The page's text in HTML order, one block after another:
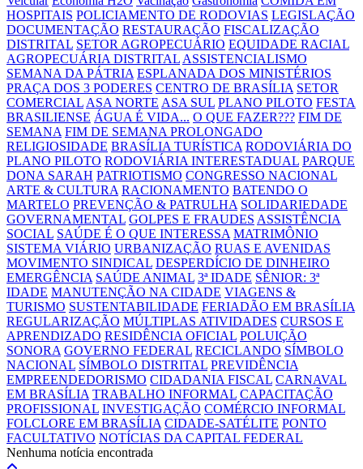
HOSPITAIS POLICIAMENTO DE RODOVIAS LEGISLAÇÃO
DOCUMENTAÇÃO RESTAURAÇÃO FISCALIZAÇÃO
DISTRITAL SETOR AGROPECUÁRIO EQUIDADE RACIAL
AGROPECUÁRIA DISTRITALASSISTENCIALISMO
SEMANA DA PÁTRIA ESPLANADA DOS MINISTÉRIOS
PRAÇA DOS 3 PODERES CENTRO DE BRASÍLIA SETOR
COMERCIALASA NORTE ASA SUL PLANO PILOTO FESTA
BRASILIENSE ÁGUA É VIDA... O QUE FAZER??? FIM DE
SEMANA FIM DE SEMANA PROLONGADO
RELIGIOSIDADE BRASÍLIA TURÍSTICA RODOVIÁRIA DO
PLANO PILOTO RODOVIÁRIA INTERESTADUAL PARQUE
DONA SARAH PATRIOTISMO CONGRESSO NACIONAL
ARTE & CULTURA RACIONAMENTO BATENDO O
MARTELO PREVENÇÃO & PATRULHA SOLIDARIEDADE
GOVERNAMENTAL GOLPES E FRAUDES ASSISTÊNCIA
SOCIAL SAÚDE É O QUE INTERESSA MATRIMÔNIO
SISTEMA VIÁRIO URBANIZAÇÃO RUAS E AVENIDAS
MOVIMENTO SINDICAL DESPERDÍCIO DE DINHEIRO
EMERGÊNCIA SAÚDE ANIMAL 3ª IDADE SÊNIOR: 3ª
IDADE MANUTENÇÃO NA CIDADE VIAGENS &
TURISMO SUSTENTABILIDADE FERIADÃO EM BRASÍLIA
REGULARIZAÇÃO MÚLTIPLAS ATIVIDADES CURSOS E
APRENDIZADO RESIDÊNCIA OFICIAL POLUIÇÃO
SONORA GOVERNO FEDERAL RECICLANDO SÍMBOLO
NACIONAL SÍMBOLO DISTRITAL PREVIDÊNCIA
EMPREENDEDORISMO CIDADANIA FISCAL CARNAVAL
EM BRASÍLIA TRABALHO INFORMAL CAPACITAÇÃO
PROFISSIONAL INVESTIGAÇÃO COMÉRCIO INFORMAL
FOLCLORE EM BRASÍLIA CIDADE-SATÉLITE PONTO
FACULTATIVO NOTÍCIAS DA CAPITAL FEDERAL
Nenhuma notícia encontrada